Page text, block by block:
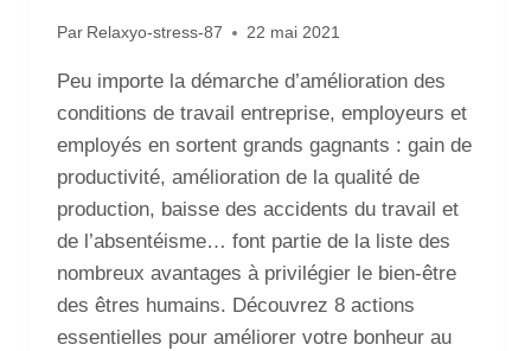
Par Relaxyo-stress-87 22 mai 2021
Peu importe la démarche d’amélioration des
conditions de travail entreprise, employeurs et
employés en sortent grands gagnants : gain de
productivité, amélioration de la qualité de
production, baisse des accidents du travail et
de l’absentéisme… font partie de la liste des
nombreux avantages à privilégier le bien-être
des êtres humains. Découvrez 8 actions
essentielles pour améliorer votre bonheur au